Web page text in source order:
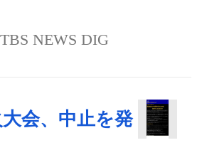
TBS NEWS DIG
会、中止を発